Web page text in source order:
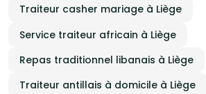
Traiteur casher mariage à Liège
Service traiteur africain à Liège
Repas traditionnel libanais à Liège
Traiteur antillais à domicile à Liège